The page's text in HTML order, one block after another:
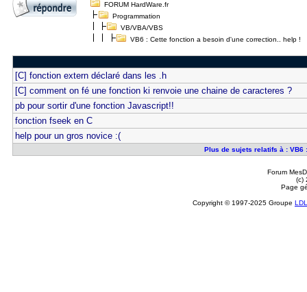
FORUM HardWare.fr
Programmation
VB/VBA/VBS
VB6 : Cette fonction a besoin d'une correction.. help !
[C] fonction extern déclaré dans les .h
[C] comment on fé une fonction ki renvoie une chaine de caracteres ?
pb pour sortir d'une fonction Javascript!!
fonction fseek en C
help pour un gros novice :(
Plus de sujets relatifs à : VB6
Forum
(c)
Page
Copyright © 1997-2025 Groupe